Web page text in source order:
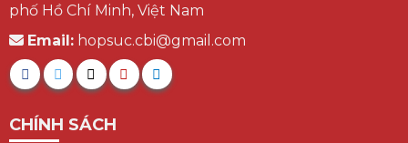
phố Hồ Chí Minh, Việt Nam
Email:hopsuc.cbi@gmail.com
CHÍNH SÁCH